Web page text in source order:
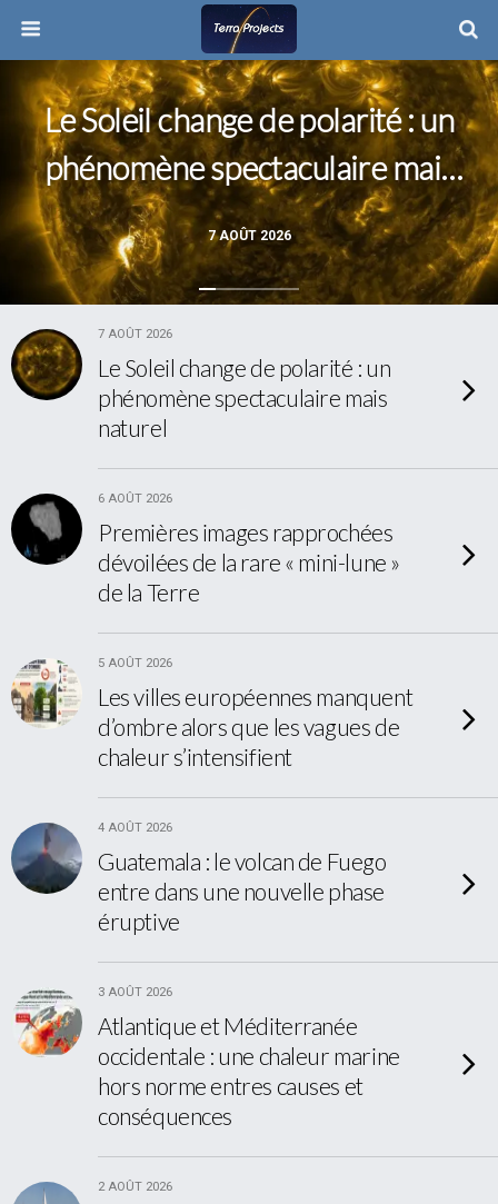
7 AOÛT 2026
Le Soleil change de polarité : un
phénomène spectaculaire mais
naturel
7 AOÛT 2026
Le Soleil change de polarité : un
phénomène spectaculaire mais
naturel
6 AOÛT 2026
Premières images rapprochées
dévoilées de la rare « mini-lune »
de la Terre
5 AOÛT 2026
Les villes européennes manquent
d’ombre alors que les vagues de
chaleur s’intensifient
4 AOÛT 2026
Guatemala : le volcan de Fuego
entre dans une nouvelle phase
éruptive
3 AOÛT 2026
Atlantique et Méditerranée
occidentale : une chaleur marine
hors norme entres causes et
conséquences
2 AOÛT 2026